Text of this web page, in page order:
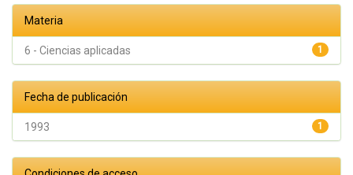
Materia
1
6 - Ciencias aplicadas
Fecha de publicación
1
1993